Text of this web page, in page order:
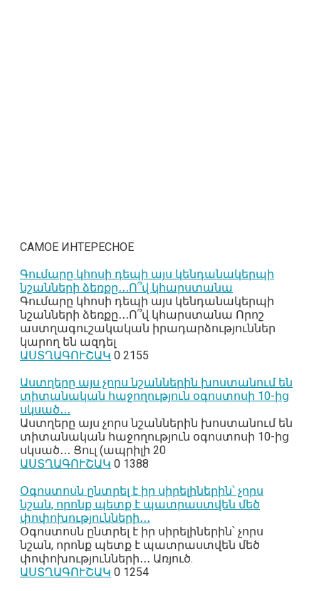
САМОЕ ИНТЕРЕСНОЕ
Գումարը կհոսի դեպի այս կենդանակերպի
նշանների ձեռքը․․․Ո՞վ կհարստանա
Գումարը կհոսի դեպի այս կենդանակերպի
նշանների ձեռքը․․․Ո՞վ կհարստանա Որոշ
աստղագուշակական իրադարձություններ
կարող են ազդել
ԱՍՏՂԱԳՈՒՇԱԿ 0 2155
Աստղերը այս չորս նշաններին խոստանում են
տիտանական հաջողություն օգոստոսի 10-ից
սկսած․․․
Աստղերը այս չորս նշաններին խոստանում են
տիտանական հաջողություն օգոստոսի 10-ից
սկսած․․․ Ցուլ (ապրիլի 20
ԱՍՏՂԱԳՈՒՇԱԿ 0 1388
Օգոստոսն ընտրել է իր սիրելիներին՝ չորս
նշան, որոնք պետք է պատրաստվեն մեծ
փոփոխությունների․․․
Օգոստոսն ընտրել է իր սիրելիներին՝ չորս
նշան, որոնք պետք է պատրաստվեն մեծ
փոփոխությունների․․․ Առյուծ.
ԱՍՏՂԱԳՈՒՇԱԿ 0 1254